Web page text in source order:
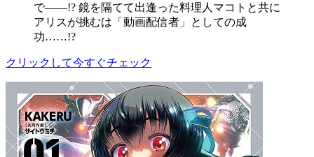
で――!? 鏡を隔てて出逢った料理人マコトと共に
アリスが挑むは「動画配信者」としての成
功……!?
クリックして今すぐチェック